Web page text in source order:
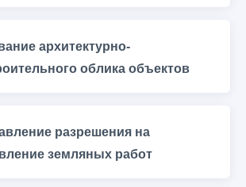
архитектурно-
облика объектов
разрешения на
земляных работ